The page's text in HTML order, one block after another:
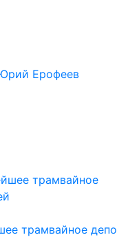
Ерофеев
трамвайное депо